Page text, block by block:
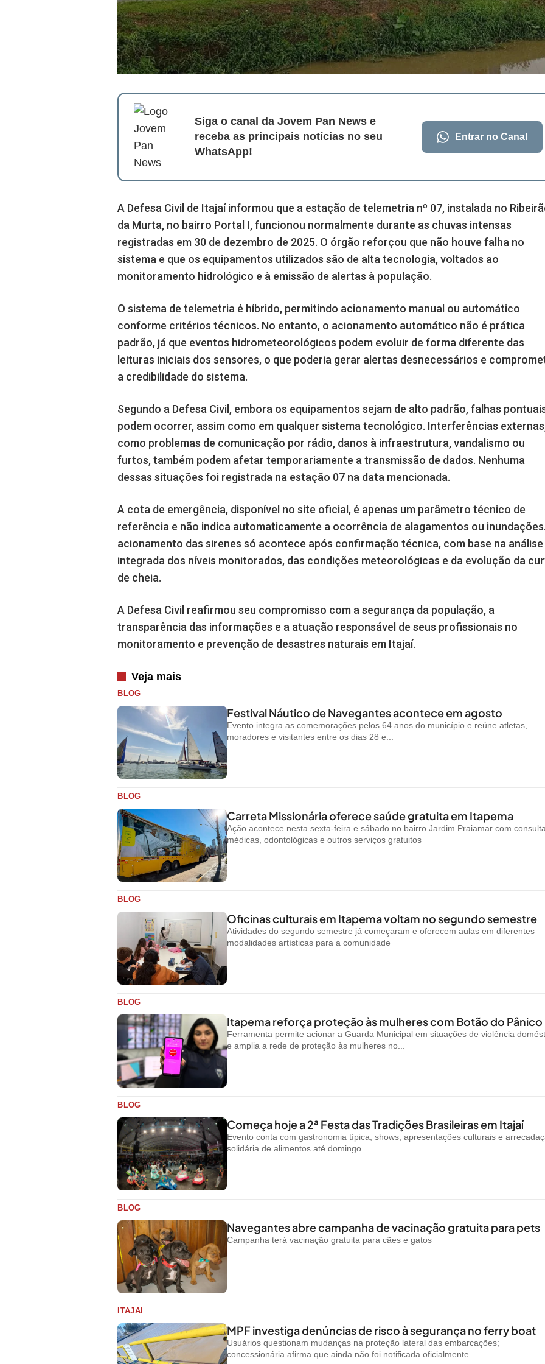
Siga o canal da Jovem Pan News e
receba as principais notícias no seu
WhatsApp!
Entrar no Canal
A Defesa Civil de Itajaí informou que a estação de telemetria nº 07, instalada no
da Murta, no bairro Portal I, funcionou normalmente durante as chuvas intensas
registradas em 30 de dezembro de 2025. O órgão reforçou que não houve falha no
sistema e que os equipamentos utilizados são de alta tecnologia, voltados ao
monitoramento hidrológico e à emissão de alertas à população.
O sistema de telemetria é híbrido, permitindo acionamento manual ou automático
conforme critérios técnicos. No entanto, o acionamento automático não é prática
padrão, já que eventos hidrometeorológicos podem evoluir de forma diferente das
leituras iniciais dos sensores, o que poderia gerar alertas desnecessários e
a credibilidade do sistema.
Segundo a Defesa Civil, embora os equipamentos sejam de alto padrão, falhas
podem ocorrer, assim como em qualquer sistema tecnológico. Interferências
como problemas de comunicação por rádio, danos à infraestrutura, vandalismo ou
furtos, também podem afetar temporariamente a transmissão de dados. Nenhuma
dessas situações foi registrada na estação 07 na data mencionada.
A cota de emergência, disponível no site oficial, é apenas um parâmetro técnico de
referência e não indica automaticamente a ocorrência de alagamentos ou
acionamento das sirenes só acontece após confirmação técnica, com base na análise
integrada dos níveis monitorados, das condições meteorológicas e da evolução da
de cheia.
A Defesa Civil reafirmou seu compromisso com a segurança da população, a
transparência das informações e a atuação responsável de seus profissionais no
monitoramento e prevenção de desastres naturais em Itajaí.
Veja mais
BLOG
Festival Náutico de Navegantes acontece em agosto
Evento integra as comemorações pelos 64 anos do município e reúne atletas,
moradores e visitantes entre os dias 28 e...
BLOG
Carreta Missionária oferece saúde gratuita em Itapema
Ação acontece nesta sexta-feira e sábado no bairro Jardim Praiamar com
médicas, odontológicas e outros serviços gratuitos
BLOG
Oficinas culturais em Itapema voltam no segundo semestre
Atividades do segundo semestre já começaram e oferecem aulas em diferentes
modalidades artísticas para a comunidade
BLOG
Itapema reforça proteção às mulheres com Botão do Pânico
Ferramenta permite acionar a Guarda Municipal em situações de violência
e amplia a rede de proteção às mulheres no...
BLOG
Começa hoje a 2ª Festa das Tradições Brasileiras em Itajaí
Evento conta com gastronomia típica, shows, apresentações culturais e
solidária de alimentos até domingo
BLOG
Navegantes abre campanha de vacinação gratuita para pets
Campanha terá vacinação gratuita para cães e gatos
ITAJAI
MPF investiga denúncias de risco à segurança no ferry boat
Usuários questionam mudanças na proteção lateral das embarcações;
concessionária afirma que ainda não foi notificada oficialmente